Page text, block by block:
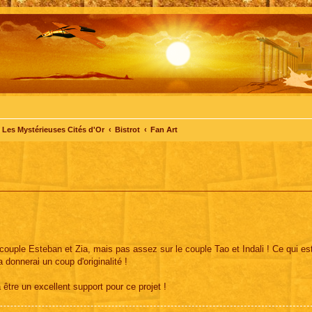
Les Mystérieuses Cités d'Or Bistrot Fan Art
Esteban et Zia, mais pas assez sur le couple Tao et Indali ! Ce qui
un coup d'originalité !
un excellent support pour ce projet !